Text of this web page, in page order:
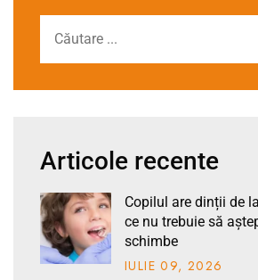
Articole recente
Copilul are dinții de
ce nu trebuie să
schimbe
IULIE09, 2026